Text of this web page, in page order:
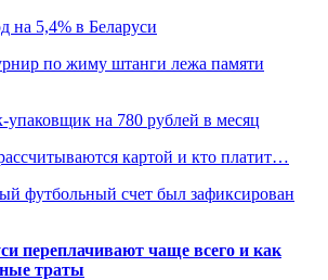
на 5,4% в Беларуси
по жиму штанги лежа памяти
упаковщик на 780 рублей в месяц
картой и кто платит…
футбольный счет был зафиксирован
переплачивают чаще всего и как
траты